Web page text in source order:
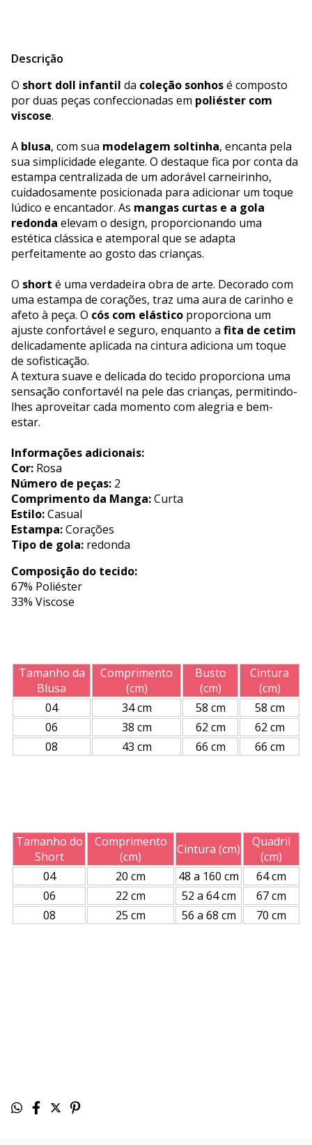
Descrição
O short doll infantil da coleção sonhosé composto
por duas peças confeccionadas em poliéster com
viscose.
A blusa, com sua modelagem soltinha, encanta pela
sua simplicidade elegante. O destaque fica por conta da
estampa centralizada de um adorável carneirinho,
cuidadosamente posicionada para adicionar um toque
lúdico e encantador. As mangas curtas e a gola
redonda elevam o design, proporcionando uma
estética clássica e atemporal que se adapta
perfeitamente ao gosto das crianças.
O short é uma verdadeira obra de arte. Decorado com
uma estampa de corações, traz uma aura de carinho e
afeto à peça. O cós com elástico proporciona um
ajuste confortável e seguro, enquanto a fita de cetim
delicadamente aplicada na cintura adiciona um toque
de sofisticação.
A textura suave e delicada do tecido proporciona uma
sensação confortavél na pele das crianças, permitindo-
lhes aproveitar cada momento com alegria e bem-
estar.
Informações adicionais:
Cor: Rosa
Número de peças: 2
Comprimento da Manga:Curta
Estilo:Casual
Estampa:Corações
Tipo de gola: redonda
Composição do tecido:
67% Poliéster
33% Viscose
Tamanho da
Blusa
Comprimento
(cm)
Busto
(cm)
Cintura
(cm)
04
34 cm 58 cm
58 cm
06
38 cm 62 cm
62 cm
08
43 cm 66 cm 66 cm
Tamanho do
Short
Comprimento
(cm)
Cintura (cm)
Quadril
(cm)
04
20 cm 48 a 160 cm
64 cm
06
22 cm 52 a 64 cm
67 cm
08
25 cm 56 a 68 cm 70 cm